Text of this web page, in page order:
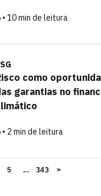
10 min de leitura
como
garantias no
2 min de leitura
5 ... 343 >